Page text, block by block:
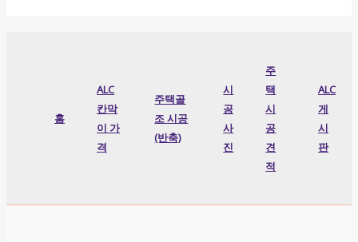
홈
ALC
칸막
이 가
격
주택골
조 시공
(반축)
시
공
사
진
주
택
시
공
견
적
ALC
게
시
판